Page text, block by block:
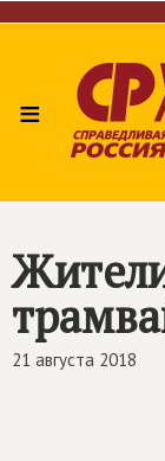
≡
21 августа 2018